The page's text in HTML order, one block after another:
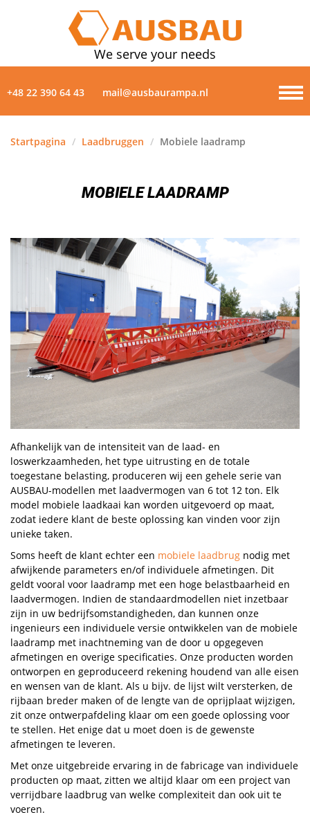
We serve your needs
+48 22 390 64 43 mail@ausbaurampa.nl
GALERIJ
CONTACTEN
Startpagina / Laadbruggen / Mobiele laadramp
MOBIELE LAADRAMP
Afhankelijk van de intensiteit van de laad- en
loswerkzaamheden, het type uitrusting en de totale
toegestane belasting, produceren wij een gehele serie van
AUSBAU-modellen met laadvermogen van 6 tot 12 ton. Elk
model mobiele laadkaai kan worden uitgevoerd op maat,
zodat iedere klant de beste oplossing kan vinden voor zijn
unieke taken.
Soms heeft de klant echter een mobiele laadbrug nodig met
afwijkende parameters en/of individuele afmetingen. Dit
geldt vooral voor laadramp met een hoge belastbaarheid en
laadvermogen. Indien de standaardmodellen niet inzetbaar
zijn in uw bedrijfsomstandigheden, dan kunnen onze
ingenieurs een individuele versie ontwikkelen van de mobiele
laadramp met inachtneming van de door u opgegeven
afmetingen en overige specificaties. Onze producten worden
ontworpen en geproduceerd rekening houdend van alle eisen
en wensen van de klant. Als u bijv. de lijst wilt versterken, de
rijbaan breder maken of de lengte van de oprijplaat wijzigen,
zit onze ontwerpafdeling klaar om een goede oplossing voor
te stellen. Het enige dat u moet doen is de gewenste
afmetingen te leveren.
Met onze uitgebreide ervaring in de fabricage van individuele
producten op maat, zitten we altijd klaar om een project van
verrijdbare laadbrug van welke complexiteit dan ook uit te
voeren.